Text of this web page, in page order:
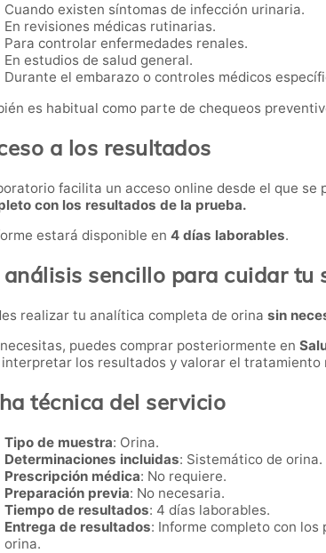
Cuando existen síntomas de infección urinaria.
En revisiones médicas rutinarias.
Para controlar enfermedades renales.
En estudios de salud general.
Durante el embarazo o controles médicos
es habitual como parte de chequeos
a los resultados
facilita un acceso online desde el que se
con los resultados de la prueba.
estará disponible en 4 días laborables.
análisis sencillo para cuidar tu
realizar tu analítica completa de orina sin
puedes comprar posteriormente en
los resultados y valorar el tratamiento
técnica del servicio
Tipo de muestra: Orina.
Determinaciones incluidas: Sistemático de orina.
Prescripción médica: No requiere.
Preparación previa: No necesaria.
Tiempo de resultados: 4 días laborables.
Entrega de resultados: Informe completo con
orina.